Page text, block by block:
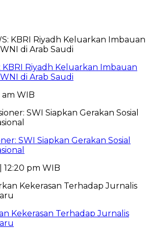
KBRI Riyadh Keluarkan Imbauan
di Arab Saudi
am WIB
SWI Siapkan Gerakan Sosial
12:20 pm WIB
Kekerasan Terhadap Jurnalis